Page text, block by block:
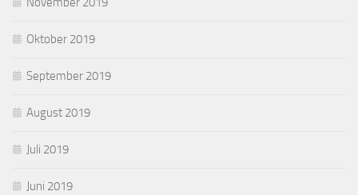
Oktober 2019
September 2019
August 2019
Juli 2019
Juni 2019